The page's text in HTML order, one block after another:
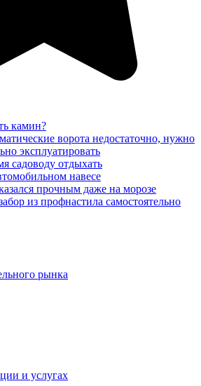
камин?
ворота недостаточно, нужно
эксплуатировать
садоводу отдыхать
навесе
прочным даже на морозе
из профнастила самостоятельно
рынка
и услугах